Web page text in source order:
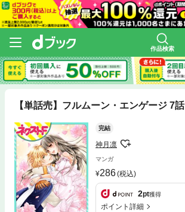
作品検索
【単話売】フルムーン・エンゲージ 7話
完結
神月凛
マンガ
286(税込)
2pt獲得
ポイント詳細